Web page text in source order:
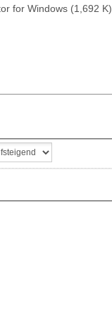
for Windows (1,692 K)